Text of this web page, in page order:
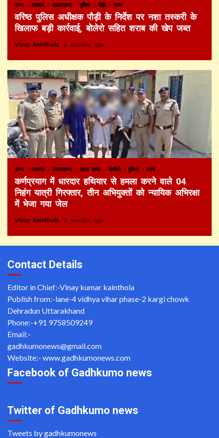
अन्य अपराध उत्तराखण्ड पुलिस पौड़ी राज्य
वरिष्ठ पुलिस अधीक्षक पौड़ी के निर्देश पर नशा तस्करी के
खिलाफ बड़ी कार्रवाई, बोलेरो सहित शराब की खेप जब्त
Vinay Kainthola 2 months ago
अन्य अपराध उत्तराखण्ड खास खबर चमोली पुलिस राज्य
कर्णप्रयाग में धारदार हथियार से हमला करने वाले 04
निहंग यात्री गिरफ्तार, तीन अभियुक्तों को न्यायिक अभिरक्षा
में भेजा गया जेल
Vinay Kainthola 2 months ago
Contact Details
Editor in Chief:-Vinay kumar kainthola
Publish from:-lane-4 vidhya vihar phase-2 kargi chowk
Dehradun Uttarakhand
Phone:-+91 9758509249
Email:-
gadhkumonews@gmail.com
Website:- www.gadhkumonews.com
Facebook of Gadhkumo news
Twitter of Gadhkumo news
Tweets by gadhkumonews